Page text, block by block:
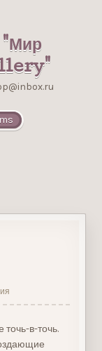
"Мир
точь-в-точь.